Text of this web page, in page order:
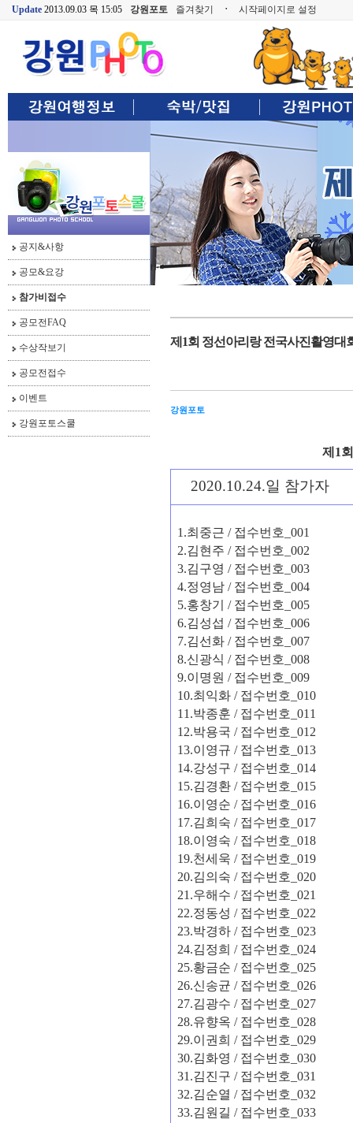
Update 2013.09.03 목 15:05 강원포토 즐겨찾기 ㆍ 시작페이지로 설정
공지&사항
공모&요강
참가비접수
공모전FAQ
수상작보기
공모전접수
이벤트
강원포토스쿨
제1회 정선아리랑 전국사진활영대
강원포토
제1
2020.10.24.일 참가자
1.최중근/ 접수번호 _001
2.김현주/ 접수번호 _002
3.김구영/ 접수번호 _003
4.정영남/ 접수번호 _004
5.홍창기/ 접수번호 _005
6.김성섭/ 접수번호 _006
7.김선화/ 접수번호 _007
8.신광식/ 접수번호 _008
9.이명원/ 접수번호 _009
10.최익화/ 접수번호 _010
11.박종훈/ 접수번호 _011
12.박용국/ 접수번호 _012
13.이영규/ 접수번호 _013
14.강성구/ 접수번호 _014
15.김경환/ 접수번호 _015
16.이영순/ 접수번호 _016
17.김희숙/ 접수번호 _017
18.이영숙/ 접수번호 _018
19.천세욱/ 접수번호 _019
20.김의숙/ 접수번호 _020
21.우해수/ 접수번호 _021
22.정동성/ 접수번호 _022
23.박경하/ 접수번호 _023
24.김정희/ 접수번호 _024
25.황금순/ 접수번호 _025
26.신송균/ 접수번호 _026
27.김광수/ 접수번호 _027
28.유향옥/ 접수번호 _028
29.이권희/ 접수번호 _029
30.김화영/ 접수번호 _030
31.김진구/ 접수번호 _031
32.김순열/ 접수번호 _032
33.김원길/ 접수번호 _033